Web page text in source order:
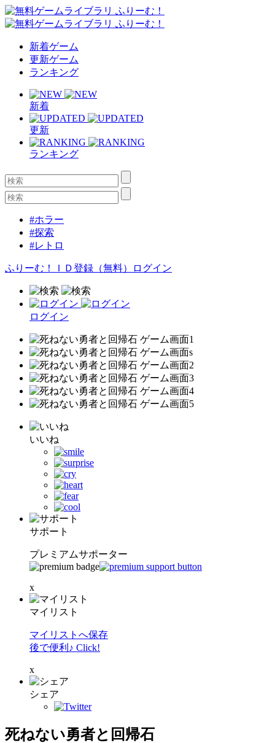
新着ゲーム
更新ゲーム
ランキング
新着
更新
ランキング
#ホラー
#探索
#レトロ
ふりーむ！ＩＤ登録（無料） ログイン
ログイン
いいね
サポート
プレミアムサポーター
x
マイリスト
マイリストへ保存
後で便利♪ Click!
x
シェア
死ねない勇者と回帰石